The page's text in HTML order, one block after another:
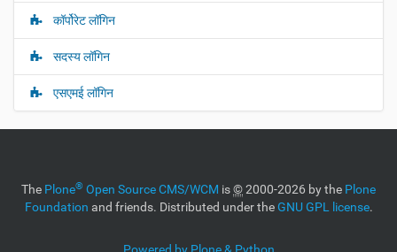
a
i
g
a
n
कॉर्पोरेट लॉगिन
सदस्य लॉगिन
एसएमई लॉगिन
The Plone® Open Source CMS/WCM is©2000-2026 by the Plone
Foundation and friends. Distributed under theGNU GPL license.